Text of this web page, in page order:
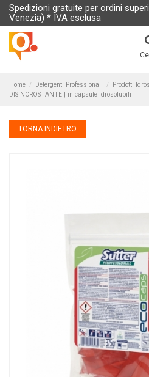
Spedizioni gratuite per ordini
Venezia) * IVA esclusa
Home Detergenti Professionali Prodotti
DISINCROSTANTE | in capsule idrosolubili
TORNA INDIETRO